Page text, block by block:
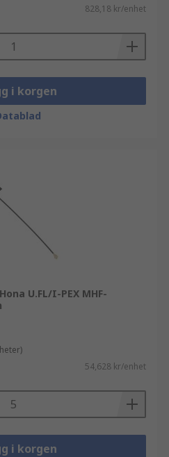
828,18 kr/enhet
i korgen
U.FL/I-PEX MHF-
54,628 kr/enhet
i korgen